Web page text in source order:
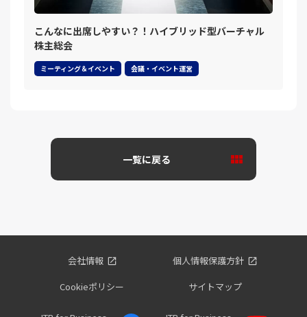
こんなに出席しやすい？！ハイブリッド型バーチャル
株主総会
ミーティング＆イベント 会議・イベント運営
一覧に戻る
会社情報
個人情報保護方針
Cookieポリシー
サイトマップ